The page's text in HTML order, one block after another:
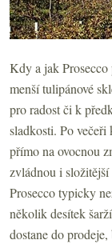
Kdy a jak
menší tulipánové
pro radost či k
sladkosti. Po večeři
přímo na ovocnou
zvládnou i
Prosecco typicky
několik desítek
dostane do